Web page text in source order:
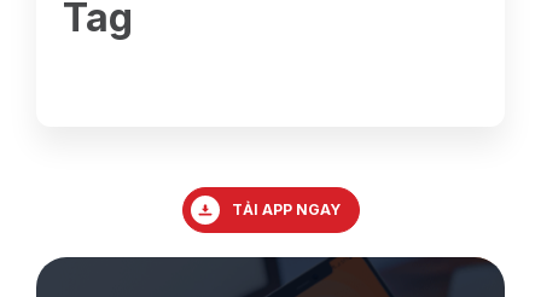
Tag
TẢI APP NGAY